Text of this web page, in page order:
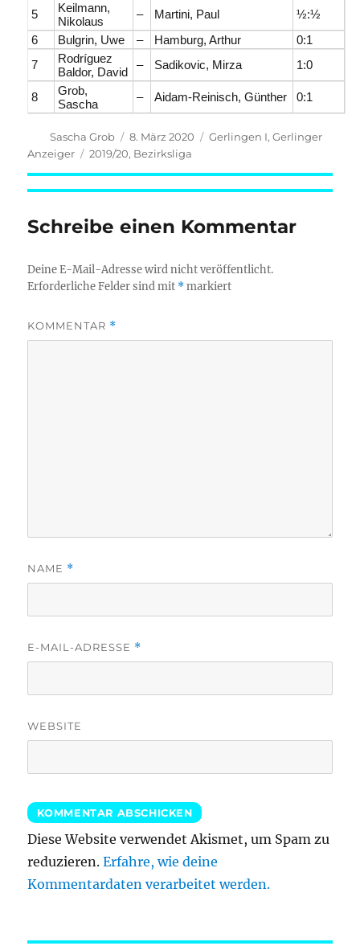
5
Keilmann,
Nikolaus
– Martini, Paul
½:½
6
Bulgrin, Uwe – Hamburg, Arthur
0:1
7
Rodríguez
Baldor, David
– Sadikovic, Mirza 1:0
8
Grob,
Sascha
– Aidam-Reinisch, Günther 0:1
Autor
Sascha Grob
Veröffentlicht
am
8. März 2020 Kategorien
Gerlingen I,Gerlinger
Anzeiger
Schlagwörter
2019/20, Bezirksliga
Schreibe einen Kommentar
Deine E-Mail-Adresse wird nicht veröffentlicht.
Erforderliche Felder sind mit *markiert
KOMMENTAR *
NAME *
E-MAIL-ADRESSE *
WEBSITE
Diese Website verwendet Akismet, um Spam zu
reduzieren.Erfahre, wie deine
Kommentardaten verarbeitet werden.